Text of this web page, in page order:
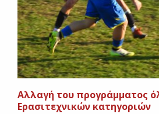
Aλλαγή του προγράμματος
Ερασιτεχνικών κατηγοριών